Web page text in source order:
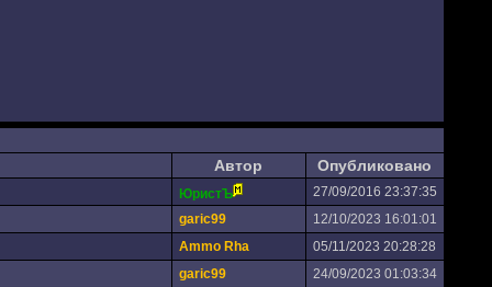
Автор Опубликовано
ЮристЪ
27/09/2016 23:37:35
garic99
12/10/2023 16:01:01
Ammo Rha
05/11/2023 20:28:28
garic99
24/09/2023 01:03:34